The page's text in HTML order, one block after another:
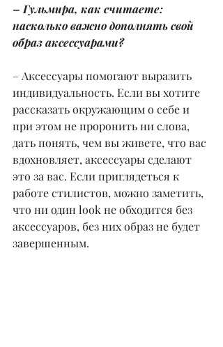
– Гульмира, как считаете:
насколько важно дополнять свой
образ аксессуарами?
– Аксессуары помогают выразить
индивидуальность. Если вы хотите
рассказать окружающим о себе и
при этом не проронить ни слова,
дать понять, чем вы живете, что вас
вдохновляет, аксессуары сделают
это за вас. Если приглядеться к
работе стилистов, можно заметить,
что ни один look не обходится без
аксессуаров, без них образ не будет
завершенным.